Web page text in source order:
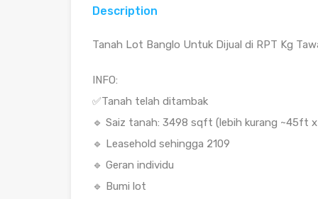
Description
Tanah Lot Banglo Untuk Dijual di RPT Kg
INFO:
✅Tanah telah ditambak
🔹 Saiz tanah: 3498 sqft (lebih kurang ~45ft
🔹 Leasehold sehingga 2109
🔹 Geran individu
🔹 Bumi lot